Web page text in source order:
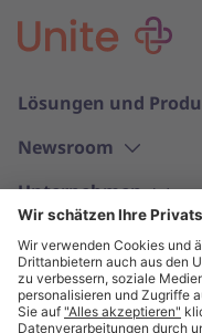
Lösungen und
Newsroom
Unternehmen